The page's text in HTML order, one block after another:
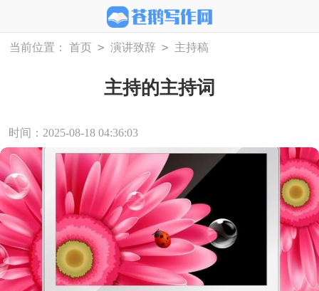
当前位置： 首页 > 演讲致辞 > 主持稿
主持的主持词
时间：2025-08-18 04:36:03